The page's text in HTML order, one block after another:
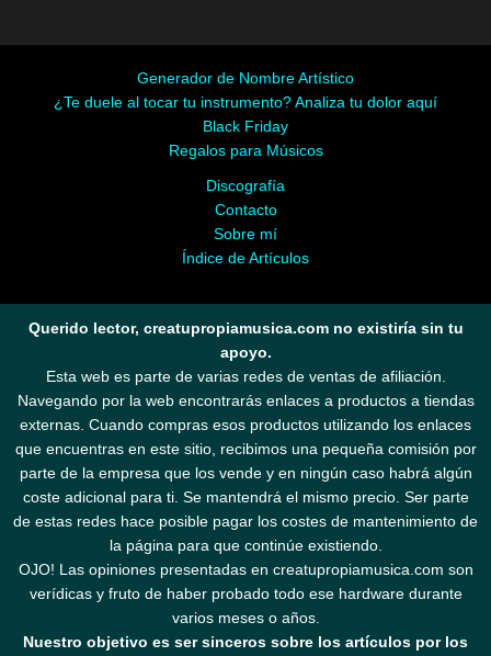
Generador de Nombre Artístico
¿Te duele al tocar tu instrumento? Analiza tu dolor aquí
Black Friday
Regalos para Músicos
Discografía
Contacto
Sobre mí
Índice de Artículos
Querido lector, creatupropiamusica.com no existiría sin tu
apoyo.
Esta web es parte de varias redes de ventas de afiliación.
Navegando por la web encontrarás enlaces a productos a tiendas
externas. Cuando compras esos productos utilizando los enlaces
que encuentras en este sitio, recibimos una pequeña comisión por
parte de la empresa que los vende y en ningún caso habrá algún
coste adicional para ti. Se mantendrá el mismo precio. Ser parte
de estas redes hace posible pagar los costes de mantenimiento de
la página para que continúe existiendo.
OJO! Las opiniones presentadas en creatupropiamusica.com son
verídicas y fruto de haber probado todo ese hardware durante
varios meses o años.
Nuestro objetivo es ser sinceros sobre los artículos por los